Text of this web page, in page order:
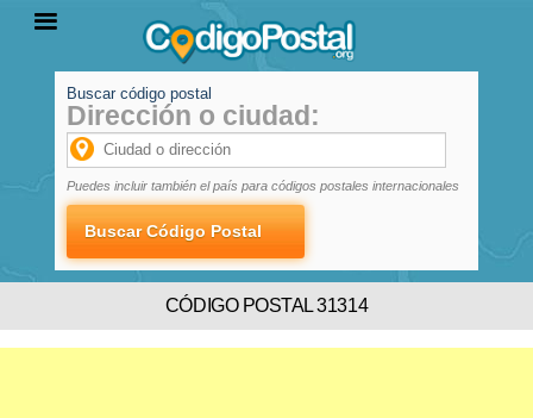
PROVINCIAS
LOCALIDADES
Buscar código postal
Dirección o ciudad:
Puedes incluir también el país para códigos postales internacionales
CÓDIGO POSTAL 31314